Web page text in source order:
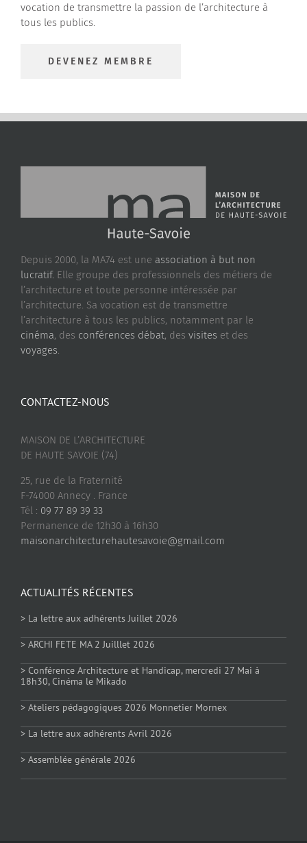
vocation de transmettre la passion de l’architecture à
tous les publics.
DEVENEZ MEMBRE
Depuis 2000, la MA74 est une association à but non
lucratif. Elle groupe des professionnels des métiers de
l’architecture et toute personne intéressée par
l’architecture. Sa vocation est de transmettre
l’architecture à tous les publics, notamment par le
cinéma, des conférences débat, des visites et des
voyages.
ACTUALITÉS RÉCENTES
> La lettre aux adhérents Juillet 2026
> ARCHI FETE MA 2 Juilllet 2026
> Conférence Architecture et Handicap, mercredi 27 Mai à
18h30, Cinéma le Mikado
> Ateliers pédagogiques 2026 Monnetier Mornex
> La lettre aux adhérents Avril 2026
> Assemblée générale 2026
CONTACTEZ-NOUS
MAISON DE L’ARCHITECTURE
DE HAUTE SAVOIE (74)
25, rue de la Fraternité
F-74000 Annecy . France
Tél : 09 77 89 39 33
Permanence de 12h30 à 16h30
maisonarchitecturehautesavoie@gmail.com